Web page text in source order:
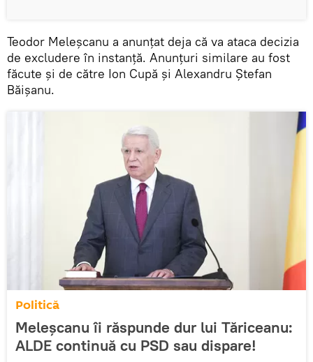
Teodor Meleşcanu a anunţat deja că va ataca decizia
de excludere în instanţă. Anunţuri similare au fost
făcute şi de către Ion Cupă şi Alexandru Ştefan
Băişanu.
Politică
Meleșcanu îi răspunde dur lui Tăriceanu:
ALDE continuă cu PSD sau dispare!